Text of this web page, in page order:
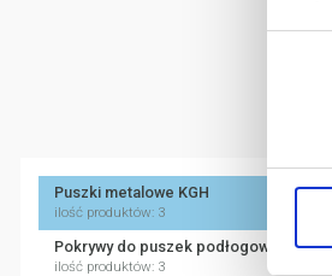
Puszki metalowe KGH
ilość produktów: 3
Pokrywy do puszek podłogowych KGH
ilość produktów: 3